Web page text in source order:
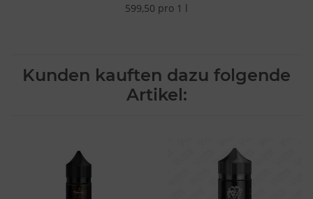
599,50 pro 1 l
Kunden kauften dazu folgende
Artikel: